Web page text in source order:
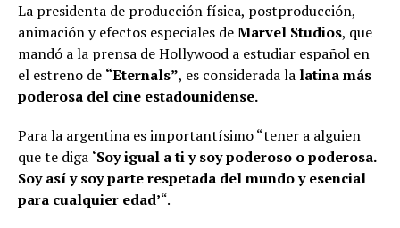
La presidenta de producción física, postproducción,
animación y efectos especiales deMarvel Studios, que
mandó a la prensa de Hollywood a estudiar español en
el estreno de “Eternals”, es considerada la latina más
poderosa del cine estadounidense.
Para la argentina es importantísimo “tener a alguien
que te diga ‘Soy igual a ti y soy poderoso o poderosa.
Soy así y soy parte respetada del mundo y esencial
para cualquier edad’“.